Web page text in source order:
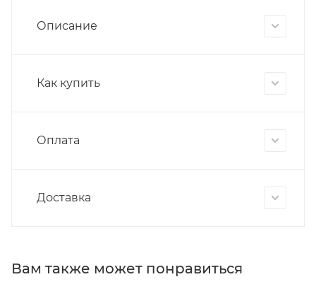
Описание
Как купить
Оплата
Доставка
Вам также может понравиться